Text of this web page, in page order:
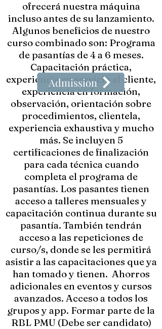
ofrecerá nuestra máquina
incluso antes de su lanzamiento.
Algunos beneficios de nuestro
curso combinado son: Programa
de pasantías de 4 a 6 meses.
Capacitación práctica,
experiencia en servicio al cliente,
experiencia en formación,
observación, orientación sobre
procedimientos, clientela,
experiencia exhaustiva y mucho
más. Se incluyen 5
certificaciones de finalización
para cada técnica cuando
completa el programa de
pasantías. Los pasantes tienen
acceso a talleres mensuales y
capacitación continua durante su
pasantía. También tendrán
acceso a las repeticiones de
curso/s, donde se les permitirá
asistir a las capacitaciones que ya
han tomado y tienen. Ahorros
adicionales en eventos y cursos
avanzados. Acceso a todos los
grupos y app. Formar parte de la
RBL PMU (Debe ser candidato)
Admission